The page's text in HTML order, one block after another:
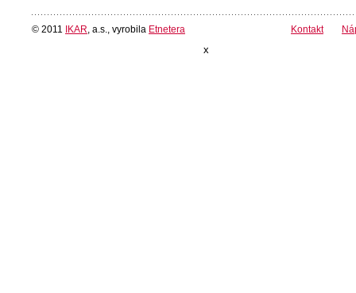
© 2011 IKAR , a.s., vyrobila Etnetera Kontakt
x